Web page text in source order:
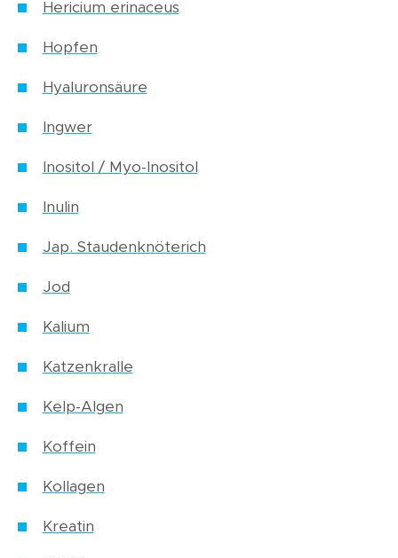
Hericium erinaceus
Hopfen
Hyaluronsäure
Ingwer
Inositol / Myo-Inositol
Inulin
Jap. Staudenknöterich
Jod
Kalium
Katzenkralle
Kelp-Algen
Koffein
Kollagen
Kreatin